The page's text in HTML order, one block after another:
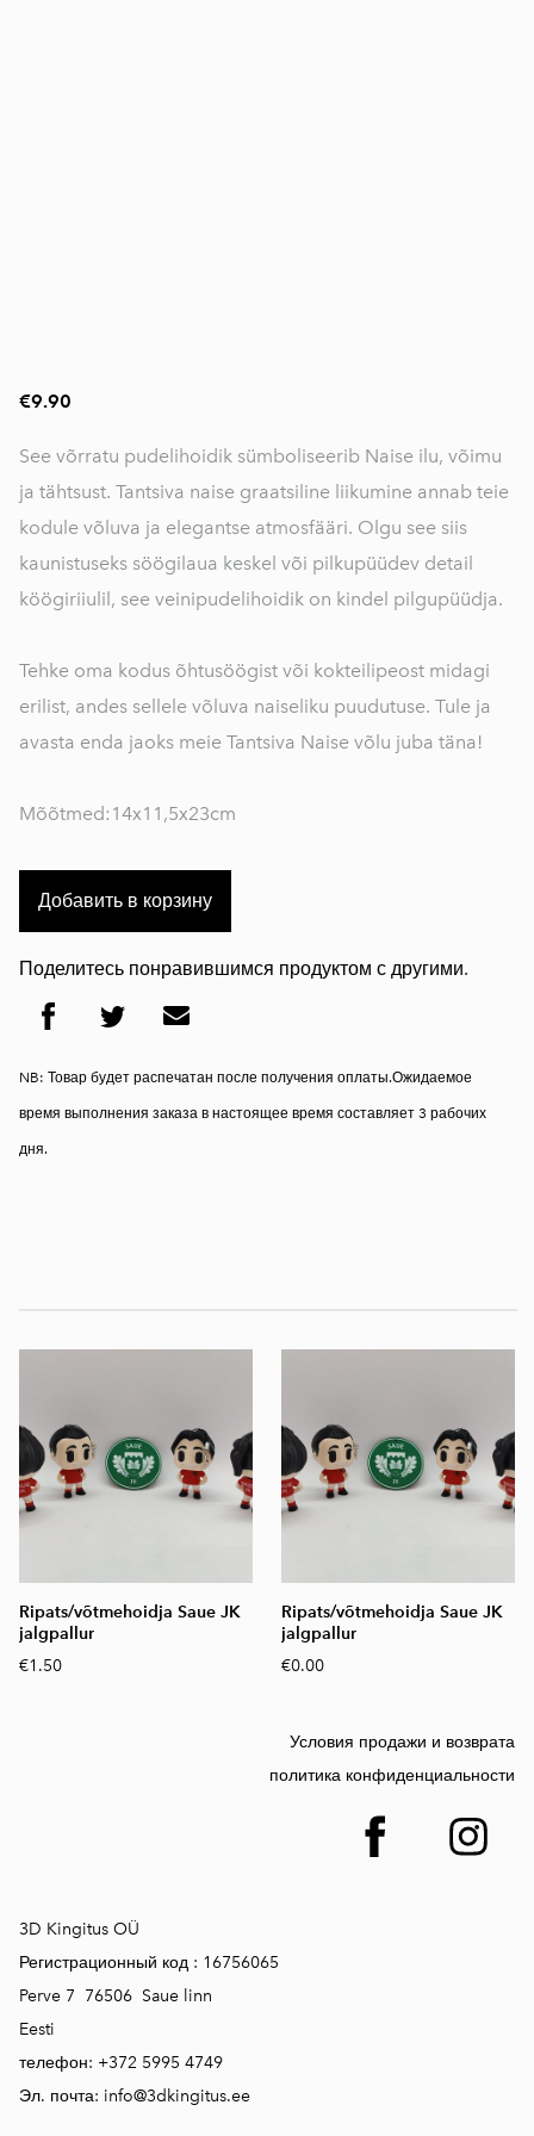
€9.90
See võrratu pudelihoidik sümboliseerib Naise ilu, võimu
ja tähtsust. Tantsiva naise graatsiline liikumine annab teie
kodule võluva ja elegantse atmosfääri. Olgu see siis
kaunistuseks söögilaua keskel või pilkupüüdev detail
köögiriiulil, see veinipudelihoidik on kindel pilgupüüdja.
Tehke oma kodus õhtusöögist või kokteilipeost midagi
erilist, andes sellele võluva naiseliku puudutuse. Tule ja
avasta enda jaoks meie Tantsiva Naise võlu juba täna!
Mõõtmed:14x11,5x23cm
Добавить в корзину
Поделитесь понравившимся продуктом с другими.
NB: Товар будет распечатан после получения оплаты.Ожидаемое
время выполнения заказа в настоящее время составляет 3 рабочих
дня.
Ripats/võtmehoidja Saue JK
jalgpallur
€1.50
Ripats/võtmehoidja Saue JK
jalgpallur
€0.00
Условия продажи и возврата
политика конфиденциальности
3D Kingitus OÜ
Регистрационный код : 16756065
Perve 7 76506 Saue linn
Eesti
телефон: +372 5995 4749
Эл. почта: info@3dkingitus.ee